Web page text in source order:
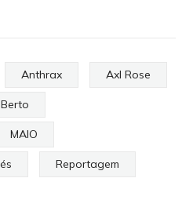
Anthrax Axl Rose
MAIO
Reportagem